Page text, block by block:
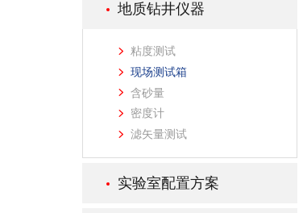
地质钻井仪器
粘度测试
现场测试箱
含砂量
密度计
滤矢量测试
实验室配置方案